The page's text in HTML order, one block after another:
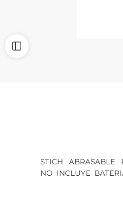
STICH ABRASABLE
NO INCLUYE